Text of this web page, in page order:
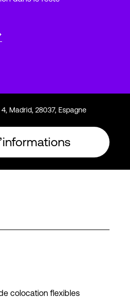
Madrid, 28037, Espagne
colocation flexibles